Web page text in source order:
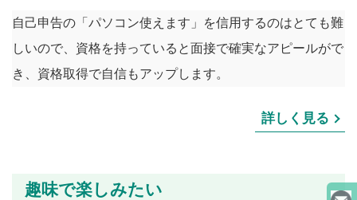
自己申告の「パソコン使えます」を信用するのはとても難
しいので、資格を持っていると面接で確実なアピールがで
き、資格取得で自信もアップします。
詳しく見る
趣味で楽しみたい